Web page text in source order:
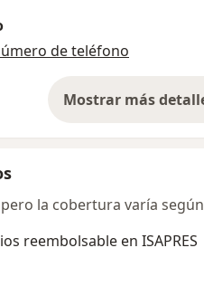
de teléfono
Mostrar mássobre la
la cobertura varía
reembolsable en ISAPRES